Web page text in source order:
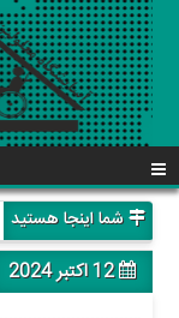
شما اینجا هستید
12 اکتبر 2024